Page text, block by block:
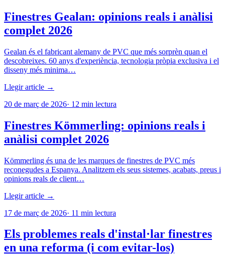
Finestres Gealan: opinions reals i anàlisi
complet 2026
Gealan és el fabricant alemany de PVC que més sorprèn quan el
descobreixes. 60 anys d'experiència, tecnologia pròpia exclusiva i el
disseny més minima…
Llegir article →
20 de març de 2026· 12 min lectura
Finestres Kömmerling: opinions reals i
anàlisi complet 2026
Kömmerling és una de les marques de finestres de PVC més
reconegudes a Espanya. Analitzem els seus sistemes, acabats, preus i
opinions reals de client…
Llegir article →
17 de març de 2026· 11 min lectura
Els problemes reals d'instal·lar finestres
en una reforma (i com evitar-los)